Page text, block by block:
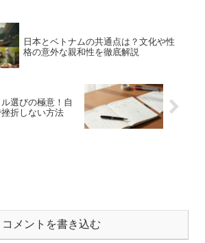
日本とベトナムの共通点は？文化や性
格の意外な親和性を徹底解説
選びの極意！自
折しない方法
コメントを書き込む